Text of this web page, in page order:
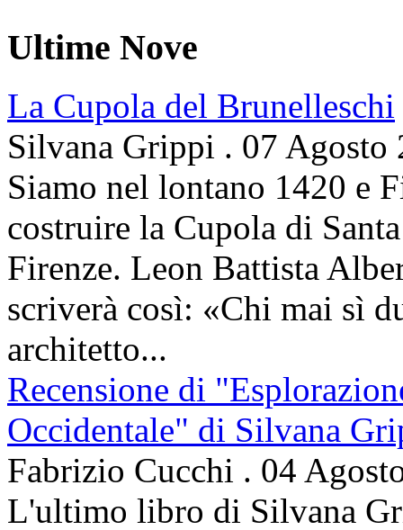
Ultime Nove
La Cupola del Brunelleschi
Silvana Grippi . 07 Agosto
Siamo nel lontano 1420 e
costruire la Cupola di
Firenze. Leon Battista
scriverà così: «Chi mai sì
architetto...
Recensione di
Occidentale" di Silvana
Fabrizio Cucchi . 04
L'ultimo libro di Silvana